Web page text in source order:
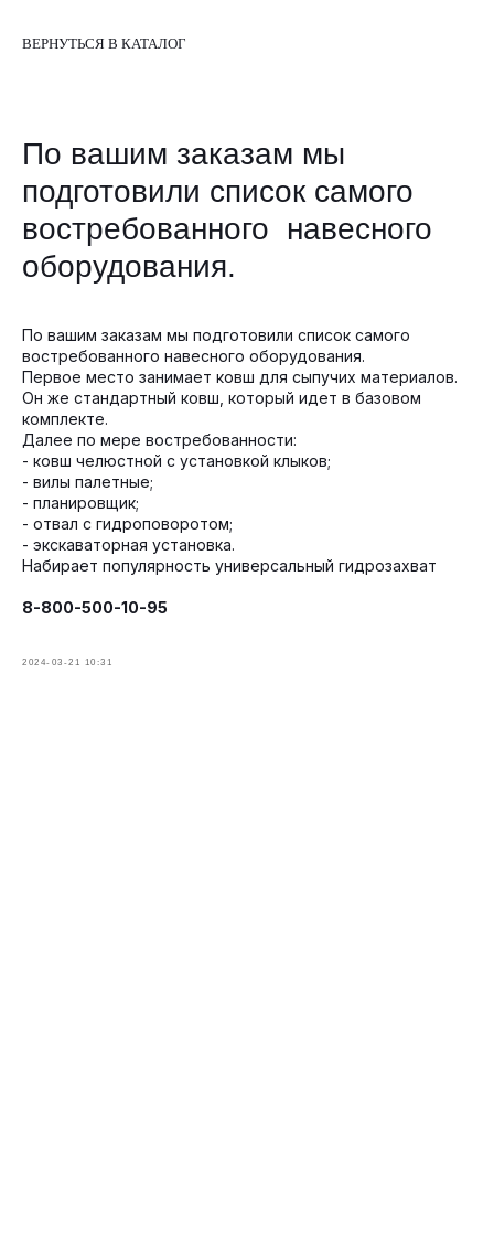
ВЕРНУТЬСЯ В КАТАЛОГ
По вашим заказам мы
подготовили список самого
востребованного навесного
оборудования.
По вашим заказам мы подготовили список самого
востребованного навесного оборудования.
Первое место занимает ковш для сыпучих материалов.
Он же стандартный ковш, который идет в базовом
комплекте.
Далее по мере востребованности:
- ковш челюстной с установкой клыков;
- вилы палетные;
- планировщик;
- отвал с гидроповоротом;
- экскаваторная установка.
Набирает популярность универсальный гидрозахват
8-800-500-10-95
2024-03-21 10:31